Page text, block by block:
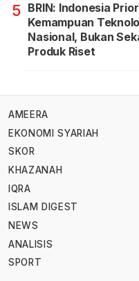
5 BRIN: Indonesia
Kemampuan
Nasional, Bukan
Produk Riset
AMEERA
EKONOMI SYARIAH
SKOR
KHAZANAH
IQRA
ISLAM DIGEST
NEWS
ANALISIS
SPORT